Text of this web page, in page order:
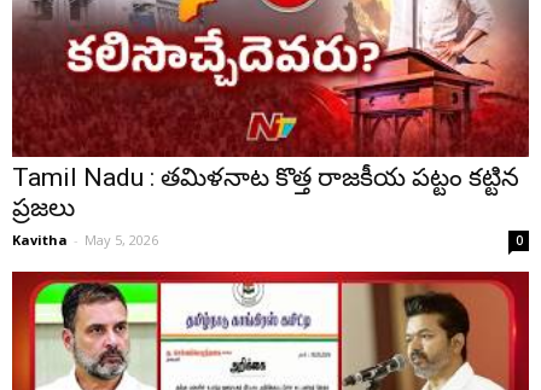
Tamil Nadu : తమిళనాట కొత్త రాజకీయ పట్టం కట్టిన
ప్రజలు
Kavitha - May 5, 2026 0